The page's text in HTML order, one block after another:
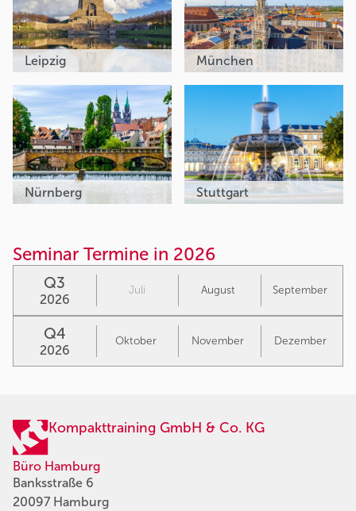
Leipzig München
Nürnberg Stuttgart
Seminar Termine in 2026
Q3
2026
Juli August September
Q4
2026
Oktober November Dezember
Kompakttraining GmbH & Co. KG
Büro Hamburg
Banksstraße 6
20097 Hamburg